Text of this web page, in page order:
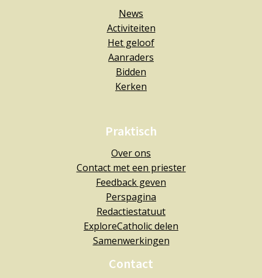
News
Activiteiten
Het geloof
Aanraders
Bidden
Kerken
Praktisch
Over ons
Contact met een priester
Feedback geven
Perspagina
Redactiestatuut
ExploreCatholic delen
Samenwerkingen
Contact